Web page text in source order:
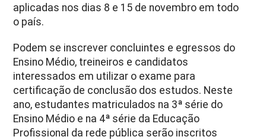
aplicadas nos dias 8 e 15 de novembro em todo
o país.
Podem se inscrever concluintes e egressos do
Ensino Médio, treineiros e candidatos
interessados em utilizar o exame para
certificação de conclusão dos estudos. Neste
ano, estudantes matriculados na 3ª série do
Ensino Médio e na 4ª série da Educação
Profissional da rede pública serão inscritos